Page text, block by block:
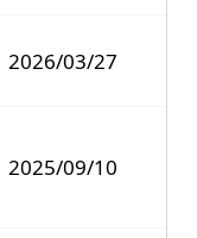
2026/03/27
2025/09/10